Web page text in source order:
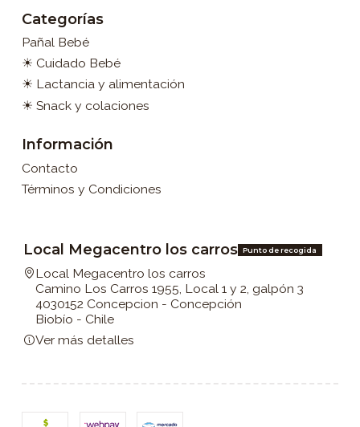
Categorías
Pañal Bebé
☀ Cuidado Bebé
☀ Lactancia y alimentación
☀ Snack y colaciones
Información
Contacto
Términos y Condiciones
Local Megacentro los carros Punto de recogida
Local Megacentro los carros
Camino Los Carros 1955, Local 1 y 2, galpón 3
4030152 Concepcion - Concepción
Biobío - Chile
Ver más detalles